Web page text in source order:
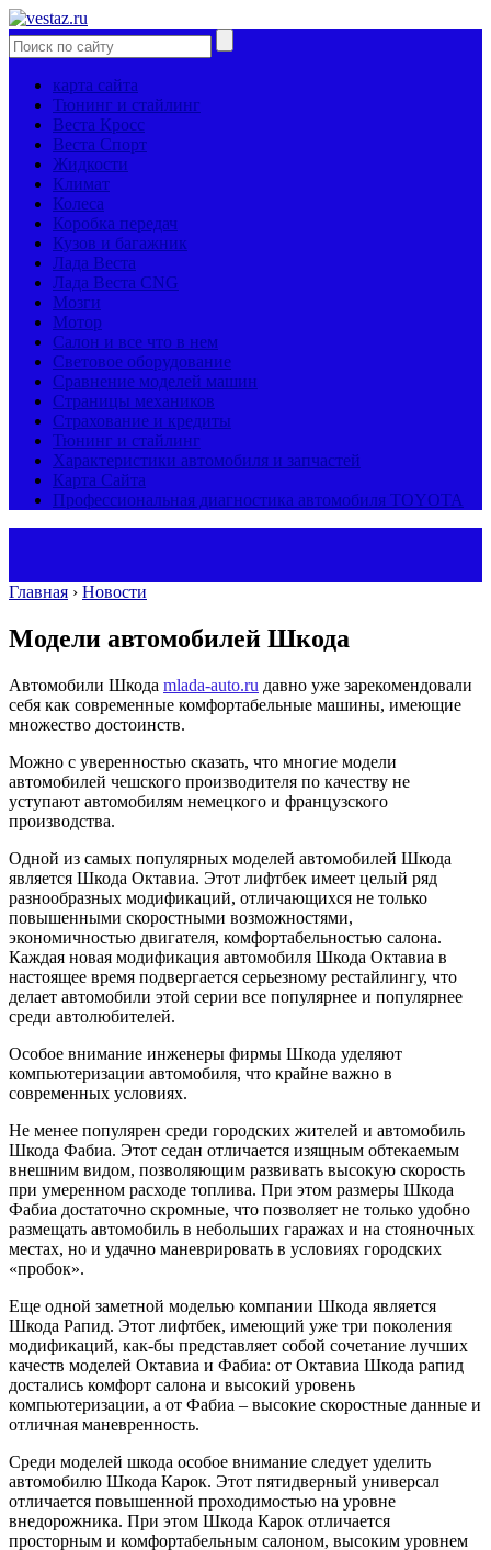
карта сайта
Тюнинг и стайлинг
Веста Кросс
Веста Спорт
Жидкости
Климат
Колеса
Коробка передач
Кузов и багажник
Лада Веста
Лада Веста CNG
Мозги
Мотор
Салон и все что в нем
Световое оборудование
Сравнение моделей машин
Страницы механиков
Страхование и кредиты
Тюнинг и стайлинг
Характеристики автомобиля и запчастей
Карта Сайта
Профессиональная диагностика автомобиля TOYOTA
Главная › Новости
Модели автомобилей Шкода
Автомобили Шкода mlada-auto.ru давно уже зарекомендовали
себя как современные комфортабельные машины, имеющие
множество достоинств.
Можно с уверенностью сказать, что многие модели
автомобилей чешского производителя по качеству не
уступают автомобилям немецкого и французского
производства.
Одной из самых популярных моделей автомобилей Шкода
является Шкода Октавиа. Этот лифтбек имеет целый ряд
разнообразных модификаций, отличающихся не только
повышенными скоростными возможностями,
экономичностью двигателя, комфортабельностью салона.
Каждая новая модификация автомобиля Шкода Октавиа в
настоящее время подвергается серьезному рестайлингу, что
делает автомобили этой серии все популярнее и популярнее
среди автолюбителей.
Особое внимание инженеры фирмы Шкода уделяют
компьютеризации автомобиля, что крайне важно в
современных условиях.
Не менее популярен среди городских жителей и автомобиль
Шкода Фабиа. Этот седан отличается изящным обтекаемым
внешним видом, позволяющим развивать высокую скорость
при умеренном расходе топлива. При этом размеры Шкода
Фабиа достаточно скромные, что позволяет не только удобно
размещать автомобиль в небольших гаражах и на стояночных
местах, но и удачно маневрировать в условиях городских
«пробок».
Еще одной заметной моделью компании Шкода является
Шкода Рапид. Этот лифтбек, имеющий уже три поколения
модификаций, как-бы представляет собой сочетание лучших
качеств моделей Октавиа и Фабиа: от Октавиа Шкода рапид
достались комфорт салона и высокий уровень
компьютеризации, а от Фабиа – высокие скоростные данные и
отличная маневренность.
Среди моделей шкода особое внимание следует уделить
автомобилю Шкода Карок. Этот пятидверный универсал
отличается повышенной проходимостью на уровне
внедорожника. При этом Шкода Карок отличается
просторным и комфортабельным салоном, высоким уровнем